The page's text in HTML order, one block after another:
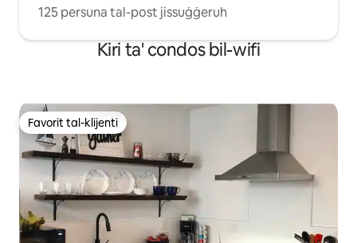
125 persuna tal-post jissuġġeruh
Kiri ta' condos bil-wifi
Favorit tal-klijenti
Favorit tal-klijenti